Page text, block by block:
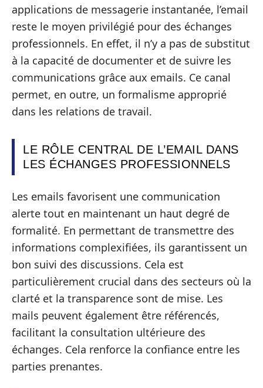
applications de messagerie instantanée, l’email
reste le moyen privilégié pour des échanges
professionnels. En effet, il n’y a pas de substitut
à la capacité de documenter et de suivre les
communications grâce aux emails. Ce canal
permet, en outre, un formalisme approprié
dans les relations de travail.
LE RÔLE CENTRAL DE L’EMAIL DANS
LES ÉCHANGES PROFESSIONNELS
Les emails favorisent une communication
alerte tout en maintenant un haut degré de
formalité. En permettant de transmettre des
informations complexifiées, ils garantissent un
bon suivi des discussions. Cela est
particulièrement crucial dans des secteurs où la
clarté et la transparence sont de mise. Les
mails peuvent également être référencés,
facilitant la consultation ultérieure des
échanges. Cela renforce la confiance entre les
parties prenantes.